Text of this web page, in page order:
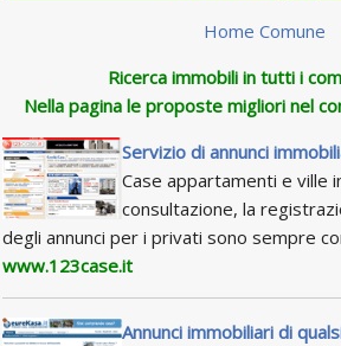
Home Comune
Ricerca immobili in tutti i
Nella pagina le proposte migliori nel
Servizio di annunci
Case appartamenti e ville
consultazione, la
degli annunci per i privati sono sempre
www.123case.it
Annunci immobiliari di